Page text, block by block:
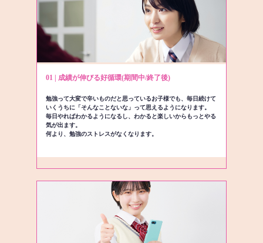
01 | 成績が伸びる好循環(期間中/終了後)
勉強って大変で辛いものだと思っているお子様でも、毎日続けて
いくうちに「そんなことないな」って思えるようになります。
毎日やればわかるようになるし、わかると楽しいからもっとやる
気が出ます。
何より、勉強のストレスがなくなります。